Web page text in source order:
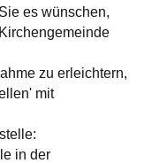
es wünschen,
zu erleichtern,
mit
in der